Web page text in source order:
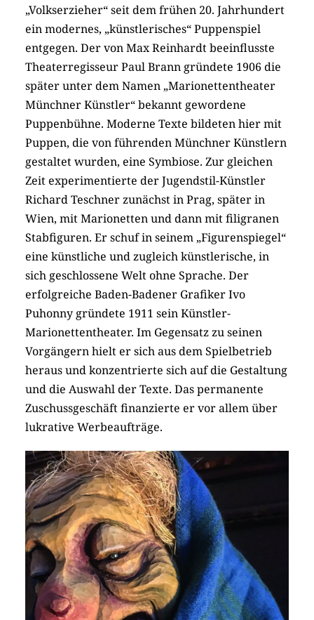
„Volkserzieher“ seit dem frühen 20. Jahrhundert
ein modernes, „künstlerisches“ Puppenspiel
entgegen. Der von Max Reinhardt beeinflusste
Theaterregisseur Paul Brann gründete 1906 die
später unter dem Namen „Marionettentheater
Münchner Künstler“ bekannt gewordene
Puppenbühne. Moderne Texte bildeten hier mit
Puppen, die von führenden Münchner Künstlern
gestaltet wurden, eine Symbiose. Zur gleichen
Zeit experimentierte der Jugendstil-Künstler
Richard Teschner zunächst in Prag, später in
Wien, mit Marionetten und dann mit filigranen
Stabfiguren. Er schuf in seinem „Figurenspiegel“
eine künstliche und zugleich künstlerische, in
sich geschlossene Welt ohne Sprache. Der
erfolgreiche Baden-Badener Grafiker Ivo
Puhonny gründete 1911 sein Künstler-
Marionettentheater. Im Gegensatz zu seinen
Vorgängern hielt er sich aus dem Spielbetrieb
heraus und konzentrierte sich auf die Gestaltung
und die Auswahl der Texte. Das permanente
Zuschussgeschäft finanzierte er vor allem über
lukrative Werbeaufträge.